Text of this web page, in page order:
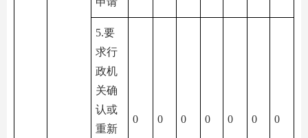
5.要
求行
政机
关确
认或
重新
0 0 0 0 0 0 0